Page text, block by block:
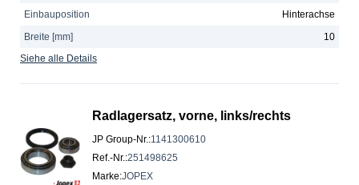
Einbauposition
Hinterachse
Breite [mm]
10
Siehe alle Details
Radlagersatz, vorne, links/rechts
JP Group-Nr.:1141300610
Ref.-Nr.:251498625
Marke:JOPEX